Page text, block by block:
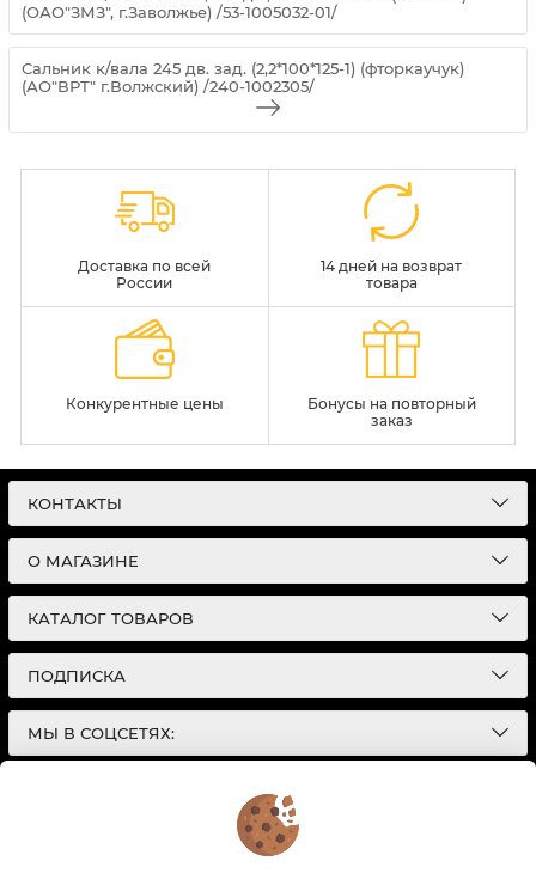
(ОАО"ЗМЗ", г.Заволжье) /53-1005032-01/
Сальник к/вала 245 дв. зад. (2,2*100*125-1) (фторкаучук)
(АО"ВРТ" г.Волжский) /240-1002305/
Доставка по всей
России
14 дней на возврат
товара
Конкурентные цены
Бонусы на повторный
заказ
КОНТАКТЫ
О МАГАЗИНЕ
КАТАЛОГ ТОВАРОВ
ПОДПИСКА
МЫ В СОЦСЕТЯХ:
Интернет-магазин автотоваров в Екатеринбурге
| Разработка сайтов |
Политика конфиденциальности